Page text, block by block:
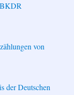
von
der Deutschen